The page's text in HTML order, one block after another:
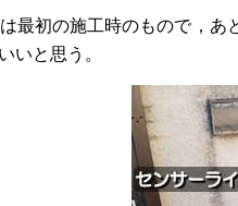
最初の施工時のもので，あ
いと思う。